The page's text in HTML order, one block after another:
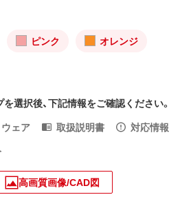
ピンク オレンジ
選択後、下記情報をご確認ください。
ェア
取扱説明書
対応情報
高画質画像/CAD図